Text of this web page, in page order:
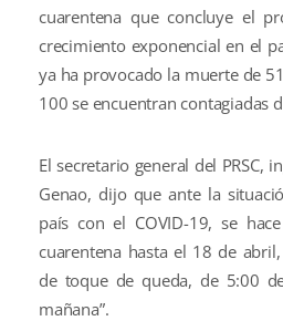
cuarentena que concluye el
crecimiento exponencial en el
ya ha provocado la muerte de
100 se encuentran contagiadas
El secretario general del PRSC,
Genao, dijo que ante la
país con el COVID-19, se
cuarentena hasta el 18 de
de toque de queda, de 5:00
mañana”.